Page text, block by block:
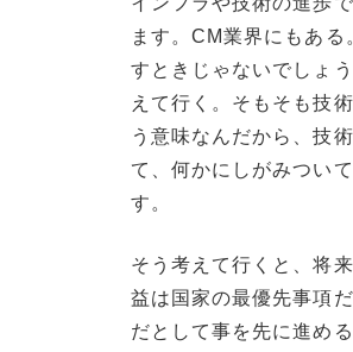
ます。CM業界にもあ
すときじゃないでしょ
えて行く。そもそも技
う意味なんだから、技
て、何かにしがみつい
す。
そう考えて行くと、将
益は国家の最優先事項
だとして事を先に進め